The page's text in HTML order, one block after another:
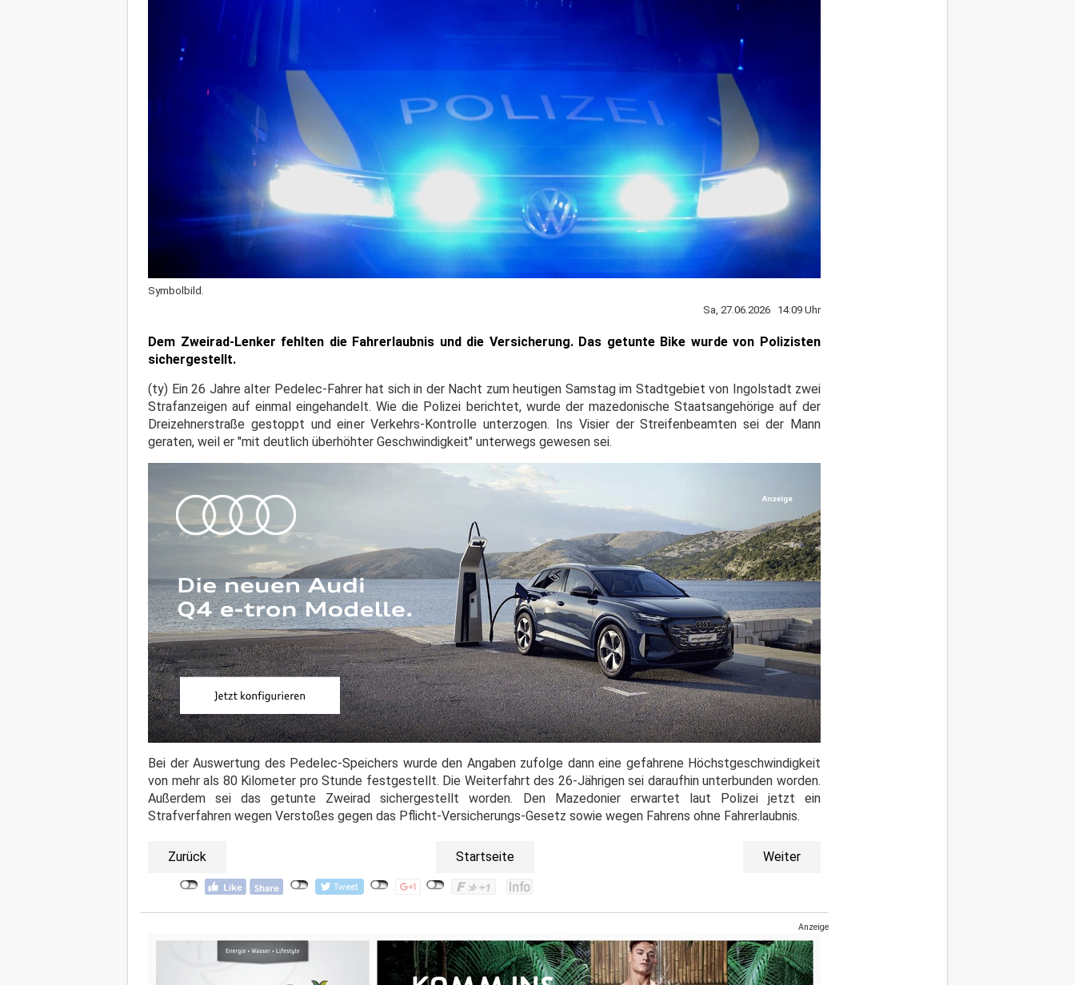
Symbolbild.
Sa, 27.06.2026 14:09 Uhr
Dem Zweirad-Lenker fehlten die Fahrerlaubnis und die Versicherung. Das getunte Bike wurde von Polizisten
sichergestellt.
(ty) Ein 26 Jahre alter Pedelec-Fahrer hat sich in der Nacht zum heutigen Samstag im Stadtgebiet von Ingolstadt zwei
Strafanzeigen auf einmal eingehandelt. Wie die Polizei berichtet, wurde der mazedonische Staatsangehörige auf der
Dreizehnerstraße gestoppt und einer Verkehrs-Kontrolle unterzogen. Ins Visier der Streifenbeamten sei der Mann
geraten, weil er "mit deutlich überhöhter Geschwindigkeit" unterwegs gewesen sei.
Bei der Auswertung des Pedelec-Speichers wurde den Angaben zufolge dann eine gefahrene Höchstgeschwindigkeit
von mehr als 80 Kilometer pro Stunde festgestellt. Die Weiterfahrt des 26-Jährigen sei daraufhin unterbunden worden.
Außerdem sei das getunte Zweirad sichergestellt worden. Den Mazedonier erwartet laut Polizei jetzt ein
Strafverfahren wegen Verstoßes gegen das Pflicht-Versicherungs-Gesetz sowie wegen Fahrens ohne Fahrerlaubnis.
Zurück Startseite Weiter
Anzeige